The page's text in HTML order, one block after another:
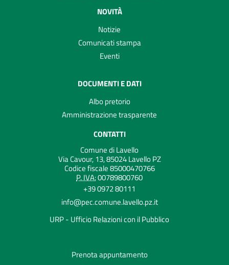
NOVITÀ
Notizie
Comunicati stampa
Eventi
DOCUMENTI E DATI
Albo pretorio
Amministrazione trasparente
CONTATTI
Comune di Lavello
Via Cavour, 13, 85024 Lavello PZ
Codice fiscale 85000470766
P. IVA:00789800760
+39 0972 80111
info@pec.comune.lavello.pz.it
URP - Ufficio Relazioni con il Pubblico
Prenota appuntamento